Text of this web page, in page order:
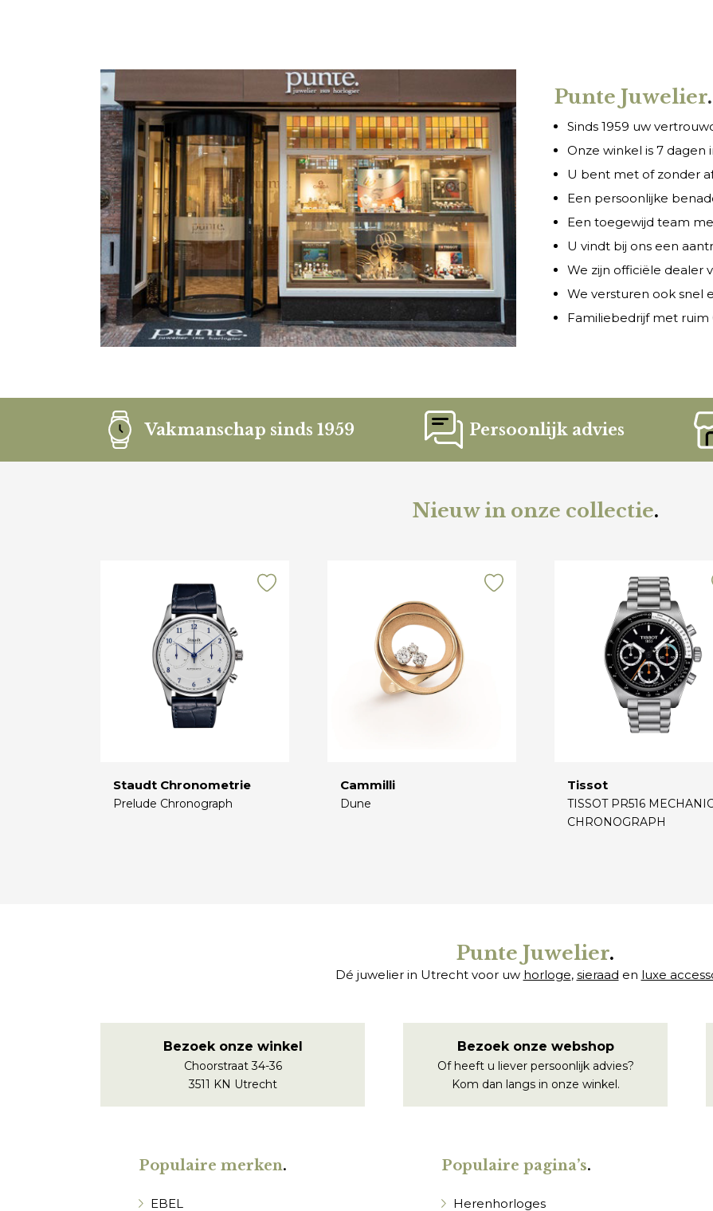
Punte Juwelier.
Sinds 1959 uw
Onze winkel is 7
U bent met of zonder
Een persoonlijke
Een toegewijd team
U vindt bij ons een
We zijn officiële dealer
We versturen ook snel
Familiebedrijf met ruim
Vakmanschap sinds 1959 Persoonlijk advies
Nieuw in onze collectie.
Staudt Chronometrie
Prelude Chronograph
Cammilli
Dune
Tissot
TISSOT PR516
CHRONOGRAPH
Punte Juwelier.
Dé juwelier in Utrecht voor uw horloge, sieraad en luxe
Bezoek onze winkel
Choorstraat 34-36
3511 KN Utrecht
Bezoek onze webshop
Of heeft u liever persoonlijk advies?
Kom dan langs in onze winkel.
Populaire merken.
EBEL
Populaire pagina’s.
Herenhorloges